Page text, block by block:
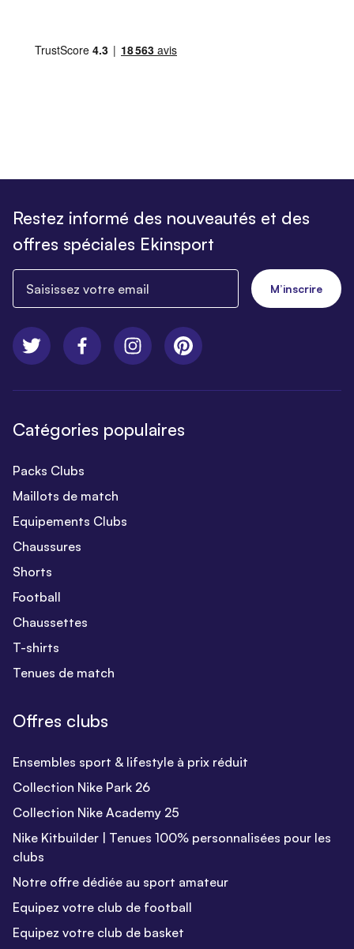
Restez informé des nouveautés et des
offres spéciales Ekinsport
M’inscrire
Catégories populaires
Packs Clubs
Maillots de match
Equipements Clubs
Chaussures
Shorts
Football
Chaussettes
T-shirts
Tenues de match
Offres clubs
Ensembles sport & lifestyle à prix réduit
Collection Nike Park 26
Collection Nike Academy 25
Nike Kitbuilder | Tenues 100% personnalisées pour les
clubs
Notre offre dédiée au sport amateur
Equipez votre club de football
Equipez votre club de basket